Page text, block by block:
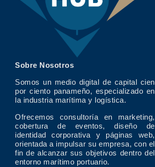
Sobre Nosotros
Somos un medio digital de capital cien
por ciento panameño, especializado en
la industria marítima y logística.
Ofrecemos consultoría en marketing,
cobertura de eventos, diseño de
identidad corporativa y páginas web,
orientada a impulsar su empresa, con el
fin de alcanzar sus objetivos dentro del
entorno marítimo portuario.